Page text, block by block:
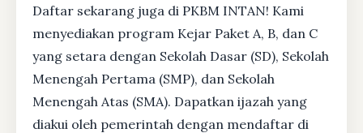
Daftar sekarang juga di PKBM INTAN! Kami
menyediakan program Kejar Paket A, B, dan C
yang setara dengan Sekolah Dasar (SD), Sekolah
Menengah Pertama (SMP), dan Sekolah
Menengah Atas (SMA). Dapatkan ijazah yang
diakui oleh pemerintah dengan mendaftar di